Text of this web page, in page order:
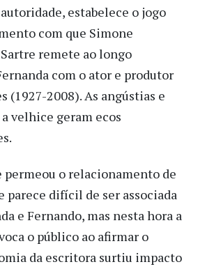
estabelece o jogo
com que Simone
remete ao longo
com o ator e produtor
(1927-2008). As angústias e
velhice geram ecos
permeou o relacionamento de
parece difícil de ser associada
e Fernando, mas nesta hora a
o público ao afirmar o
da escritora surtiu impacto